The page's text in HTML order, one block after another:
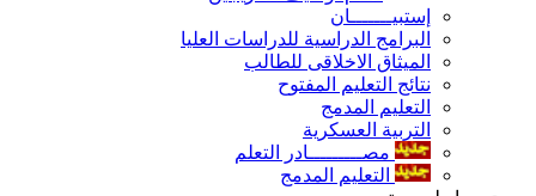
إستبيـــــــان
البرامج الدراسية للدراسات العليا
الميثاق الاخلاقى للطالب
نتائج التعليم المفتوح
التعليم المدمج
التربية العسكرية
مصـــــــــادر التعلم
التعليم المدمج